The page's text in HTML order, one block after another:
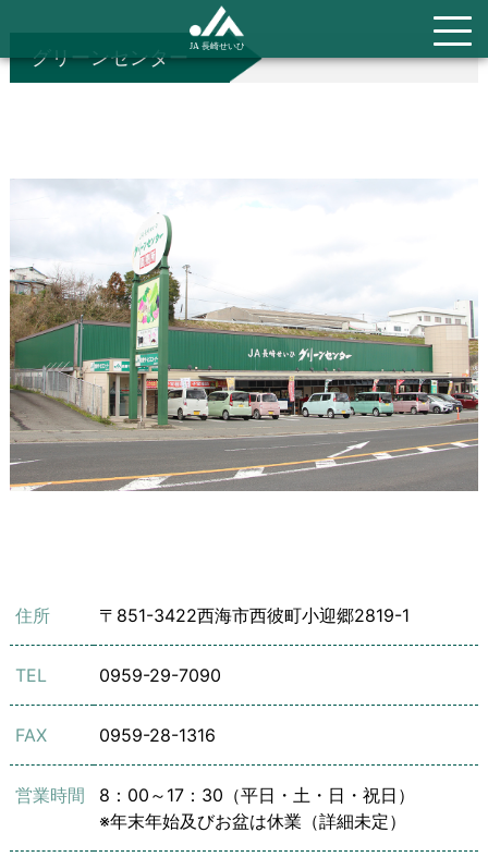
グリーンセンター
住所 〒851-3422西海市西彼町小迎郷2819-1
TEL 0959-29-7090
FAX 0959-28-1316
営業時間
8：00～17：30（平日・土・日・祝日）
※年末年始及びお盆は休業（詳細未定）